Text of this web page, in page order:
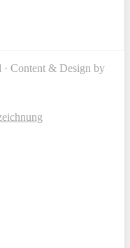
Content & Design by